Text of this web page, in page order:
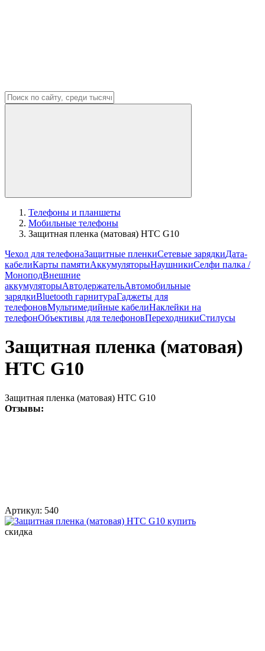
Телефоны и планшеты
Мобильные телефоны
Защитная пленка (матовая) HTC G10
Чехол для телефонаЗащитные пленкиСетевые зарядкиДата-
кабелиКарты памятиАккумуляторыНаушникиСелфи палка /
МоноподВнешние
аккумуляторыАвтодержательАвтомобильные
зарядкиBluetooth гарнитураГаджеты для
телефоновМультимедийные кабелиНаклейки на
телефонОбъективы для телефоновПереходникиСтилусы
Защитная пленка (матовая)
HTC G10
Защитная пленка (матовая) HTC G10
Отзывы:
Артикул: 540
скидка